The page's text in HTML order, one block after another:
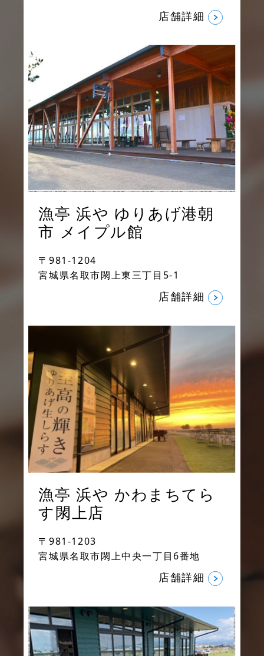
店舗詳細
漁亭 浜や ゆりあげ港朝
市 メイプル館
〒981-1204
宮城県名取市閖上東三丁目5-1
店舗詳細
漁亭 浜や かわまちてら
す閖上店
〒981-1203
宮城県名取市閖上中央一丁目6番地
店舗詳細